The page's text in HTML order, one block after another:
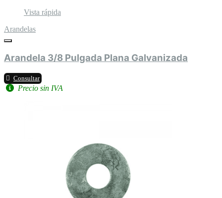
Vista rápida
Arandelas
Arandela 3/8 Pulgada Plana Galvanizada
Consultar
Precio sin IVA